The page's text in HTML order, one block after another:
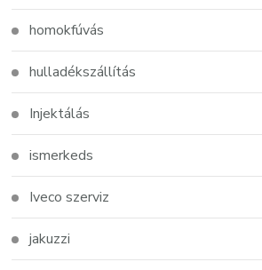
homokfúvás
hulladékszállítás
Injektálás
ismerkeds
Iveco szerviz
jakuzzi